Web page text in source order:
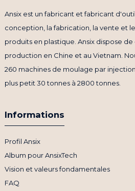
Ansix est un fabricant et fabricant
conception, la fabrication, la vente et
produits en plastique. Ansix dispose
production en Chine et au Vietnam.
260 machines de moulage par
plus petit 30 tonnes à 2800 tonnes.
Informations
Profil Ansix
Album pour AnsixTech
Vision et valeurs fondamentales
FAQ